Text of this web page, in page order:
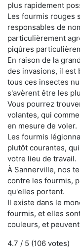
plus rapidement
Les fourmis rouges
responsables de
particulièrement
piqûres
En raison de la
des invasions, il est
tous ces insectes
s'avèrent être les
Vous pourrez
volantes, qui
en mesure de voler.
Les fourmis
plutôt courantes,
votre lieu de travail.
À Sannerville, nos
contre les fourmis,
qu'elles portent.
Il existe dans le
fourmis, et elles
couleurs, et
4.7 / 5 (106 votes)